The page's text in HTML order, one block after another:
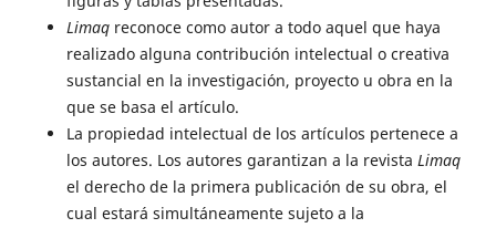
Limaqreconoce como autor a todo aquel que haya
realizado alguna contribución intelectual o creativa
sustancial en la investigación, proyecto u obra en la
que se basa el artículo.
La propiedad intelectual de los artículos pertenece a
los autores. Los autores garantizan a la revista Limaq
el derecho de la primera publicación de su obra, el
cual estará simultáneamente sujeto a la